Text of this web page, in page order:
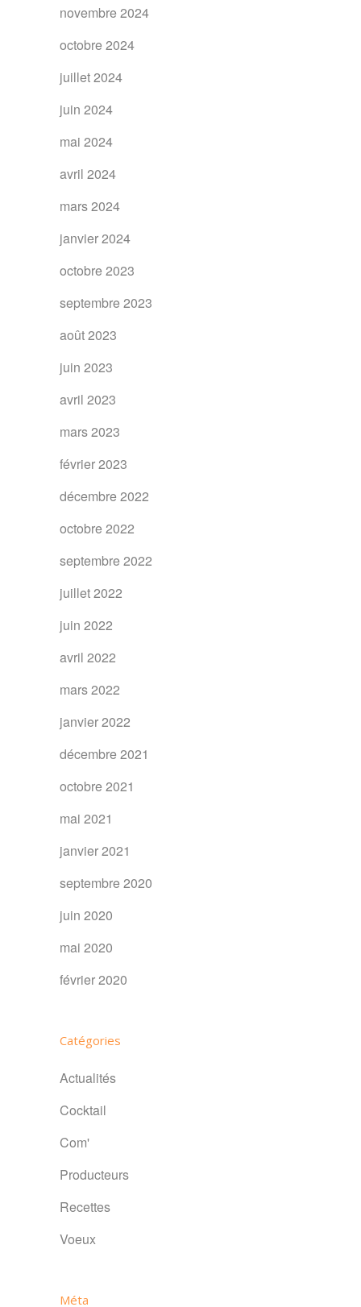
novembre 2024
octobre 2024
juillet 2024
juin 2024
mai 2024
avril 2024
mars 2024
janvier 2024
octobre 2023
septembre 2023
août 2023
juin 2023
avril 2023
mars 2023
février 2023
décembre 2022
octobre 2022
septembre 2022
juillet 2022
juin 2022
avril 2022
mars 2022
janvier 2022
décembre 2021
octobre 2021
mai 2021
janvier 2021
septembre 2020
juin 2020
mai 2020
février 2020
Catégories
Actualités
Cocktail
Com'
Producteurs
Recettes
Voeux
Méta